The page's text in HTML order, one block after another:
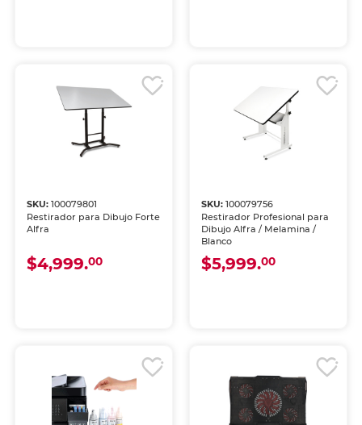
SKU:100079801
Restirador para Dibujo Forte
Alfra
$4,999.00
SKU: 100079756
Restirador Profesional para
Dibujo Alfra / Melamina /
Blanco
$5,999.00